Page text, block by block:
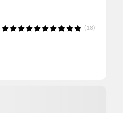
(18)